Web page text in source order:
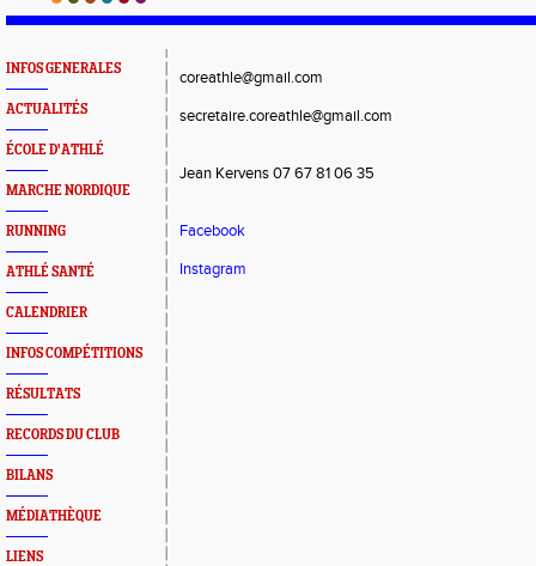
INFOS GENERALES
ACTUALITÉS
ÉCOLE D'ATHLÉ
MARCHE NORDIQUE
RUNNING
ATHLÉ SANTÉ
CALENDRIER
INFOS COMPÉTITIONS
RÉSULTATS
RECORDS DU CLUB
BILANS
MÉDIATHÈQUE
LIENS
coreathle@gmail.com
secretaire.coreathle@gmail.com
Jean Kervens 07 67 81 06 35
Facebook
Instagram